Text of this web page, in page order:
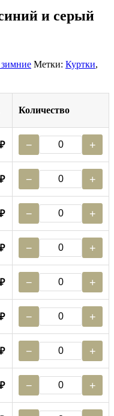
и серый
Метки: Куртки,
Количество
− +
− +
− +
− +
− +
− +
− +
− +